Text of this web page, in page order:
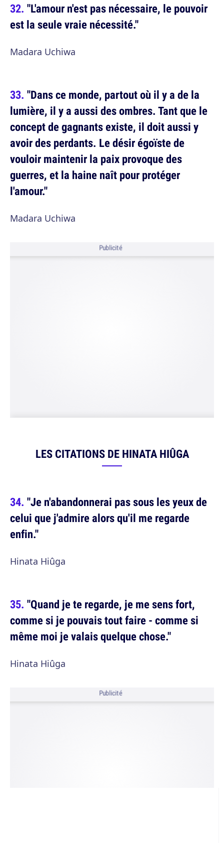
"L'amour n'est pas nécessaire, le pouvoir
est la seule vraie nécessité."
Madara Uchiwa
"Dans ce monde, partout où il y a de la
lumière, il y a aussi des ombres. Tant que le
concept de gagnants existe, il doit aussi y
avoir des perdants. Le désir égoïste de
vouloir maintenir la paix provoque des
guerres, et la haine naît pour protéger
l'amour."
Madara Uchiwa
Publicité
LES CITATIONS DE HINATA HIÛGA
"Je n'abandonnerai pas sous les yeux de
celui que j'admire alors qu'il me regarde
enfin."
Hinata Hiûga
"Quand je te regarde, je me sens fort,
comme si je pouvais tout faire - comme si
même moi je valais quelque chose."
Hinata Hiûga
Publicité